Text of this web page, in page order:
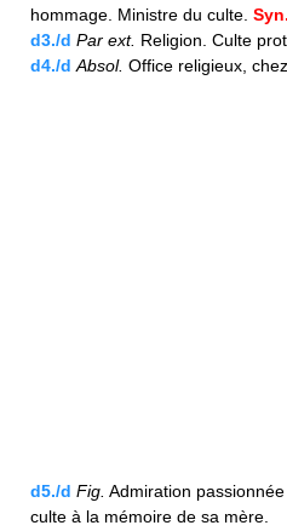
hommage. Ministre du culte. Syn.
d3./d Par ext. Religion. Culte
d4./d Absol. Office religieux,
d5./d Fig. Admiration
culte à la mémoire de sa mère.